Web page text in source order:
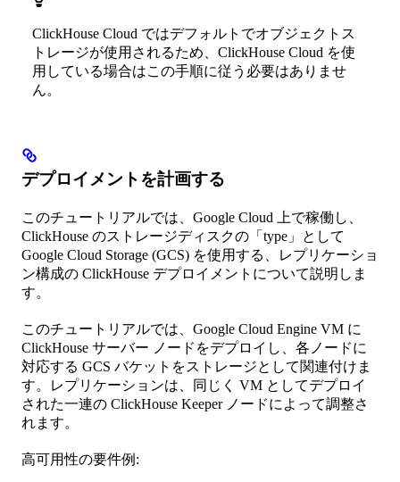
ClickHouse Cloud ではデフォルトでオブジェクトス
トレージが使用されるため、ClickHouse Cloud を使
用している場合はこの手順に従う必要はありませ
ん。
デプロイメントを計画する
このチュートリアルでは、Google Cloud 上で稼働し、
ClickHouse のストレージディスクの「type」として
Google Cloud Storage (GCS) を使用する、レプリケーショ
ン構成の ClickHouse デプロイメントについて説明しま
す。
このチュートリアルでは、Google Cloud Engine VM に
ClickHouse サーバー ノードをデプロイし、各ノードに
対応する GCS バケットをストレージとして関連付けま
す。レプリケーションは、同じく VM としてデプロイ
された一連の ClickHouse Keeper ノードによって調整さ
れます。
高可用性の要件例: